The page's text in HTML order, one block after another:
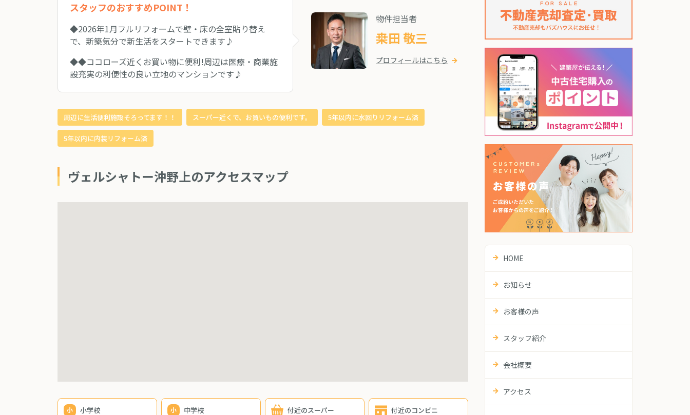
スタッフのおすすめPOINT！
◆2026年1月フルリフォームで壁・床の全室貼り替え
で、新築気分で新生活をスタートできます♪
◆◆ココローズ近くお買い物に便利!周辺は医療・商業施
設充実の利便性の良い立地のマンションです♪
物件担当者
桒田 敬三
プロフィールはこちら
周辺に生活便利施設そろってます！！ スーパー近くで、お買いもの便利です。 5年以内に水回りリフォーム済
5年以内に内装リフォーム済
ヴェルシャトー沖野上のアクセスマップ
小学校 中学校 付近のスーパー 付近のコンビニ
HOME
お知らせ
お客様の声
スタッフ紹介
会社概要
アクセス